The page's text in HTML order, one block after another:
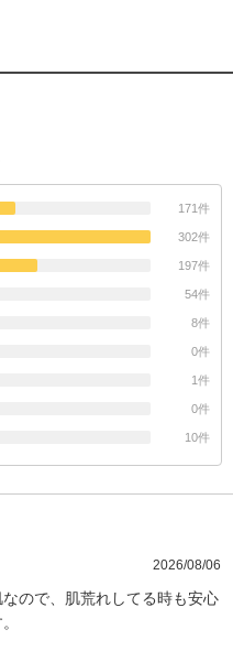
171件
302件
197件
54件
8件
0件
1件
0件
10件
2026/08/06
ので、肌荒れしてる時も安心